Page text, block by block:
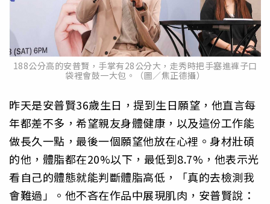
188公分高的安普賢，手掌有28公分大，走秀時把手塞進褲子口
袋裡會鼓一大包。（圖／焦正德攝）
昨天是安普賢36歲生日，提到生日願望，他直言每
年都差不多，希望親友身體健康，以及這份工作能
做長久一點，最後一個願望他放在心裡。身材壯碩
的他，體脂都在20%以下，最低到8.7%，他表示光
看自己的體態就能判斷體脂高低，「真的去檢測我
會難過」。他不吝在作品中展現肌肉，安普賢說：